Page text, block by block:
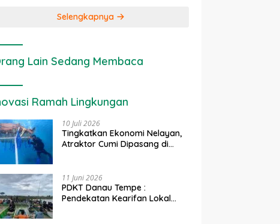
Selengkapnya
Lain Sedang Membaca
Ramah Lingkungan
10 Juli 2026
Tingkatkan Ekonomi Nelayan,
Atraktor Cumi Dipasang di
11 Juni 2026
PDKT Danau Tempe :
Pendekatan Kearifan Lokal